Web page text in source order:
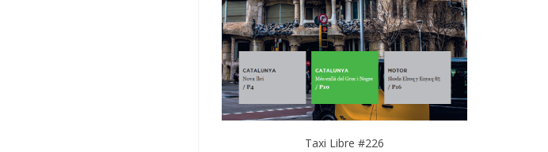
Taxi Libre #226